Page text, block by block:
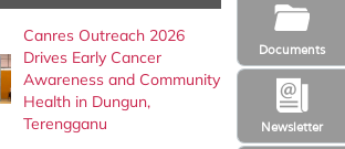
Newsletter
Documents
Canres Outreach 2026
Drives Early Cancer
Awareness and Community
Health in Dungun,
Terengganu